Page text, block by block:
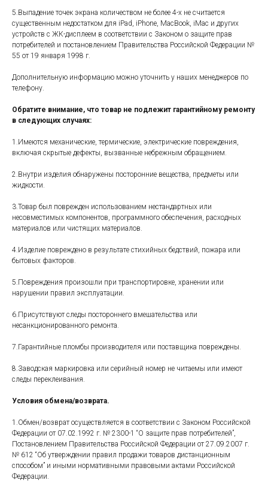
5.Выпадение точек экрана количеством не более 4-х не считается
существенным недостатком для iPad, iPhone, MacBook, iMac и других
устройств с ЖК-дисплеем в соответствии с Законом о защите прав
потребителей и постановлением Правительства Российской Федерации №
55 от 19 января 1998 г.
Дополнительную информацию можно уточнить у наших менеджеров по
телефону.
Обратите внимание, что товар не подлежит гарантийному ремонту
в следующих случаях:
1.Имеются механические, термические, электрические повреждения,
включая скрытые дефекты, вызванные небрежным обращением.
2.Внутри изделия обнаружены посторонние вещества, предметы или
жидкости.
3.Товар был поврежден использованием нестандартных или
несовместимых компонентов, программного обеспечения, расходных
материалов или чистящих материалов.
4.Изделие повреждено в результате стихийных бедствий, пожара или
бытовых факторов.
5.Повреждения произошли при транспортировке, хранении или
нарушении правил эксплуатации.
6.Присутствуют следы постороннего вмешательства или
несанкционированного ремонта.
7.Гарантийные пломбы производителя или поставщика повреждены.
8.Заводская маркировка или серийный номер не читаемы или имеют
следы переклеивания.
Условия обмена/возврата.
1.Обмен/возврат осуществляется в соответствии с Законом Российской
Федерации от 07.02.1992 г. № 2300-1 “О защите прав потребителей”,
Постановлением Правительства Российской Федерации от 27.09.2007 г.
№ 612 “Об утверждении правил продажи товаров дистанционным
способом” и иными нормативными правовыми актами Российской
Федерации.